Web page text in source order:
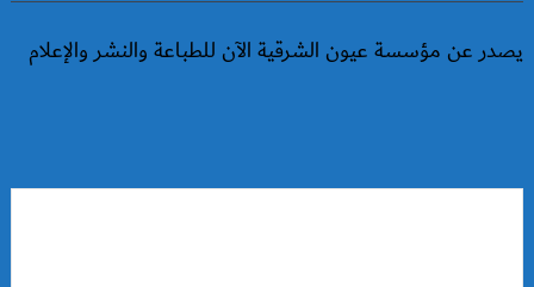
يصدر عن مؤسسة عيون الشرقية الآن للطباعة والنشر والإعلام